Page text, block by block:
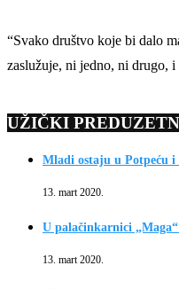
“Svako društvo koje bi dalo
zaslužuje, ni jedno, ni drugo,
UŽIČKI
Mladi ostaju u Potpeću
13. mart 2020.
U palačinkarnici
13. mart 2020.